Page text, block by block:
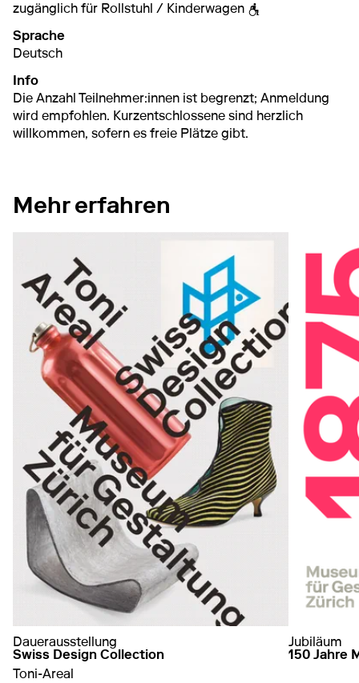
zugänglich für Rollstuhl / Kinderwagen
Sprache
Deutsch
Info
Die Anzahl Teilnehmer:innen ist begrenzt; Anmeldung
wird empfohlen. Kurzentschlossene sind herzlich
willkommen, sofern es freie Plätze gibt.
Mehr erfahren
Dauerausstellung
Swiss Design Collection
Toni-Areal
Jubiläum
150 Jahre